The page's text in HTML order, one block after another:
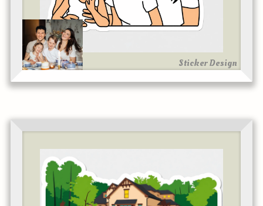
Sticker Design